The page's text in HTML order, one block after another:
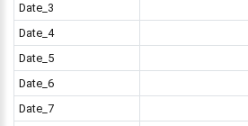
Date_3
Date_4
Date_5
Date_6
Date_7